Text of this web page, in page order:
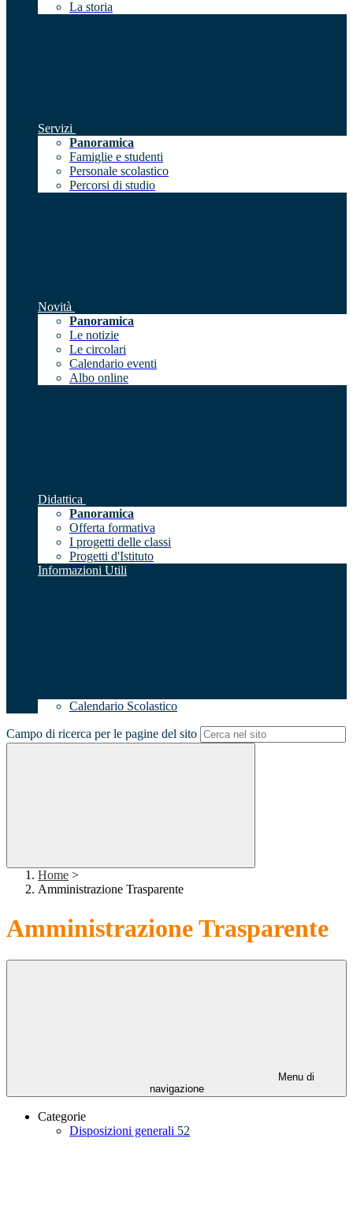
La storia
Servizi
Panoramica
Famiglie e studenti
Personale scolastico
Percorsi di studio
Novità
Panoramica
Le notizie
Le circolari
Calendario eventi
Albo online
Didattica
Panoramica
Offerta formativa
I progetti delle classi
Progetti d'Istituto
Informazioni Utili
Calendario Scolastico
Campo di ricerca per le pagine del sito
Home >
Amministrazione Trasparente
Amministrazione Trasparente
Menu di
navigazione
Categorie
Disposizioni generali 52